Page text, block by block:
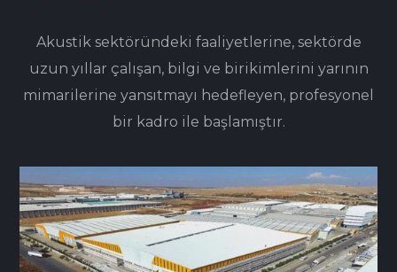
Akustik sektöründeki faaliyetlerine, sektörde
uzun yıllar çalışan, bilgi ve birikimlerini yarının
mimarilerine yansıtmayı hedefleyen, profesyonel
bir kadro ile başlamıştır.